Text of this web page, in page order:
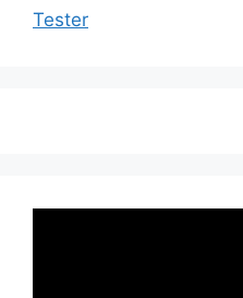
Tester